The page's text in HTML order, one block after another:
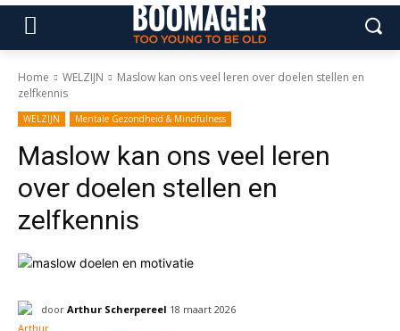
Home WELZIJN
Maslow kan ons veel leren over doelen stellen en
zelfkennis
WELZIJN Mentale Gezondheid & Mindfulness
Maslow kan ons veel leren
over doelen stellen en
zelfkennis
door Arthur Scherpereel 18 maart 2026